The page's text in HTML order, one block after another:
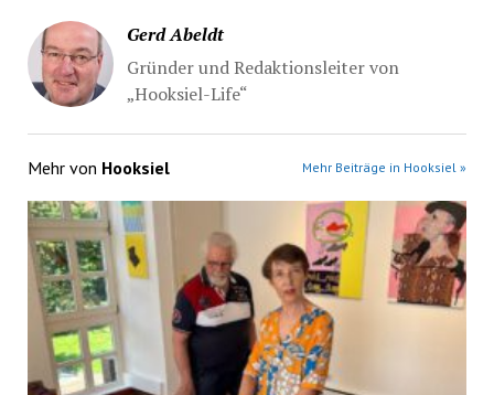
Gerd Abeldt
Gründer und Redaktionsleiter von
„Hooksiel-Life“
Mehr von Hooksiel Mehr Beiträge in Hooksiel »